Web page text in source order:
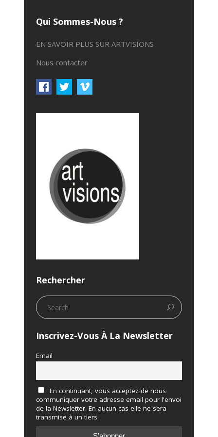
Qui Sommes-Nous ?
EN SAVOIR PLUS SUR ARTVISIONS
Nous contacter
Rechercher
Inscrivez-Vous À La Newsletter
Email
En continuant, vous acceptez de nous
communiquer votre adresse email pour l'envoi
de la Newsletter. En aucun cas elle ne sera
transmise à un tiers.